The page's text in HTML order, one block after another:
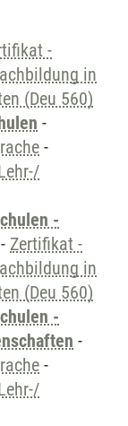
-
in
(Deu 560)
-
-
-
- Zertifikat -
in
(Deu 560)
-
-
-